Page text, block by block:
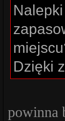
Dzięki
powinna